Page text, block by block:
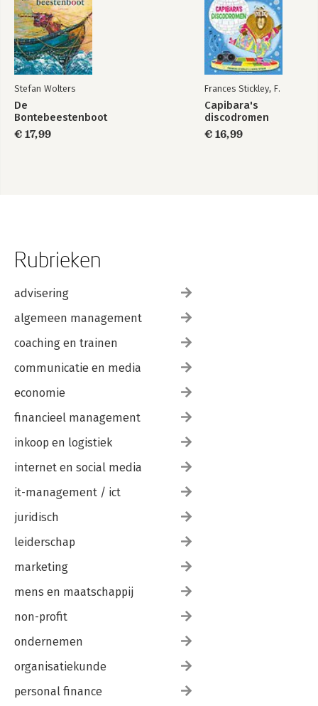
Stefan Wolters
De
Bontebeestenboot
€ 17,99
Frances Stickley, F.
Capibara's
discodromen
€ 16,99
Rubrieken
advisering
algemeen management
coaching en trainen
communicatie en media
economie
financieel management
inkoop en logistiek
internet en social media
it-management / ict
juridisch
leiderschap
marketing
mens en maatschappij
non-profit
ondernemen
organisatiekunde
personal finance